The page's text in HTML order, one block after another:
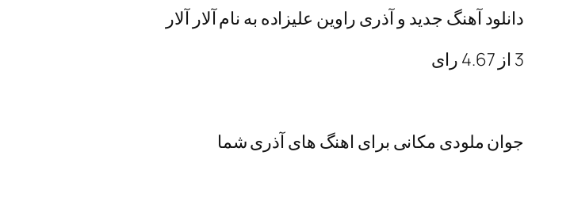
دانلود آهنگ جدید و آذری راوین علیزاده به نام آلار آلار
3 از 4.67 رای
جوان ملودی مکانی برای اهنگ های آذری شما